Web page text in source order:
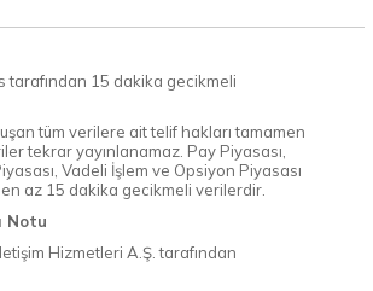
tarafından 15 dakika gecikmeli
tüm verilere ait telif hakları tamamen
tekrar yayınlanamaz. Pay Piyasası,
Vadeli İşlem ve Opsiyon Piyasası
az 15 dakika gecikmeli verilerdir.
Notu
Hizmetleri A.Ş. tarafından